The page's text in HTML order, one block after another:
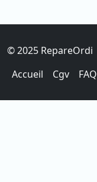
© 2025 RepareOrdi
Accueil Cgv FAQ